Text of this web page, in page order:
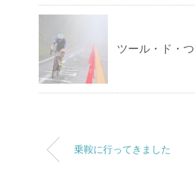
ツール・ド・つ
乗鞍に行ってきました